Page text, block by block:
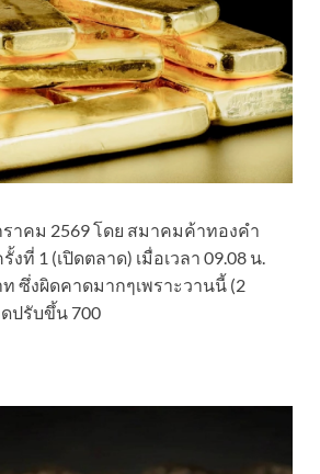
าคม 2569 โดย สมาคมค้าทองคำ
ที่ 1 (เปิดตลาด) เมื่อเวลา 09.08 น.
ท ซึ่งผิดคาดมากๆเพราะวานนี้ (2
ปรับขึ้น 700